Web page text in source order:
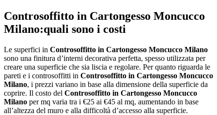
Controsoffitto in Cartongesso Moncucco
Milano:quali sono i costi
Le superfici in Controsoffitto in Cartongesso Moncucco Milano
sono una finitura d’interni decorativa perfetta, spesso utilizzata per
creare una superficie che sia liscia e regolare. Per quanto riguarda le
pareti e i controsoffitti in Controsoffitto in Cartongesso Moncucco
Milano, i prezzi variano in base alla dimensione della superficie da
coprire. Il costo del Controsoffitto in Cartongesso Moncucco
Milano per mq varia tra i €25 ai €45 al mq, aumentando in base
all’altezza del muro e alla difficoltà d’accesso alla superficie.